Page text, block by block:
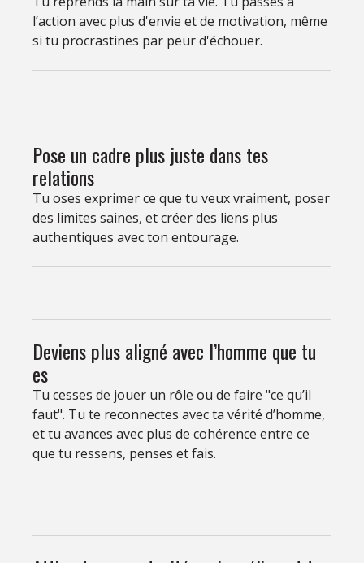
l’action avec plus d'envie et de motivation, même
si tu procrastines par peur d'échouer.
Pose un cadre plus juste dans tes
relations
Tu oses exprimer ce que tu veux vraiment, poser
des limites saines, et créer des liens plus
authentiques avec ton entourage.
Deviens plus aligné avec l’homme que tu
es
Tu cesses de jouer un rôle ou de faire "ce qu’il
faut". Tu te reconnectes avec ta vérité d’homme,
et tu avances avec plus de cohérence entre ce
que tu ressens, penses et fais.